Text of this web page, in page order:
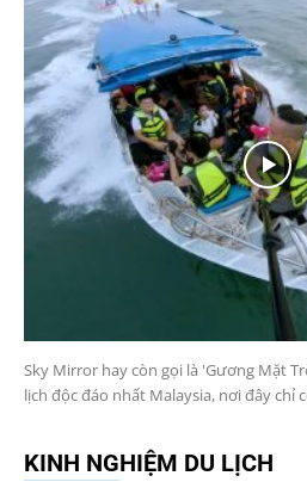
Sky Mirror hay còn gọi là 'Gương Mặt
lịch độc đáo nhất Malaysia, nơi đây chỉ
KINH NGHIỆM DU LỊCH